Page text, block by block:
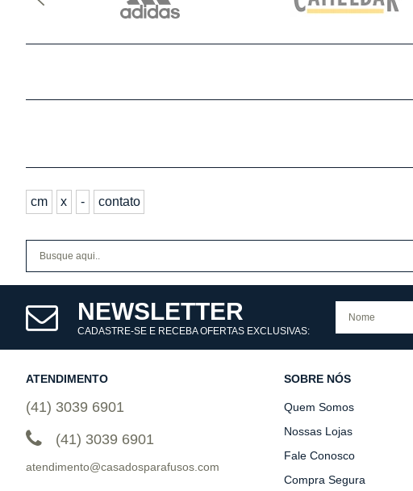
cm x - contato
NEWSLETTER
CADASTRE-SE E RECEBA OFERTAS EXCLUSIVAS:
ATENDIMENTO
(41) 3039 6901
(41) 3039 6901
atendimento@casadosparafusos.com
SOBRE NÓS
Quem Somos
Nossas Lojas
Fale Conosco
Compra Segura